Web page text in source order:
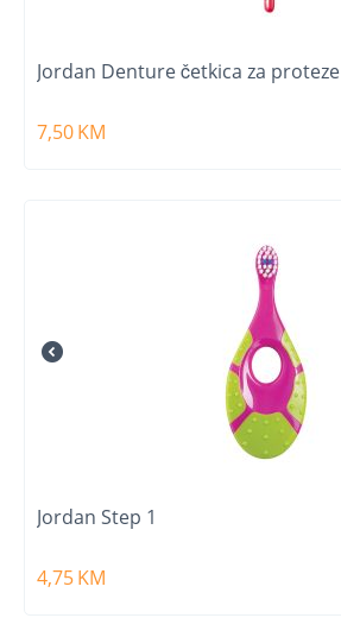
Jordan Denture četkica za proteze
7,50KM
Jordan Step 1
4,75KM